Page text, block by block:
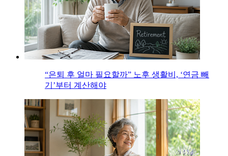
“은퇴 후 얼마 필요할까” 노후 생활비, ‘연금 빼
기’부터 계산해야